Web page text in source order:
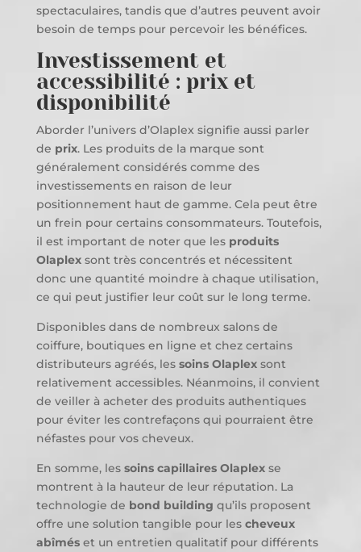
spectaculaires, tandis que d’autres peuvent avoir
besoin de temps pour percevoir les bénéfices.
Investissement et
accessibilité : prix et
disponibilité
Aborder l’univers d’Olaplex signifie aussi parler
de prix. Les produits de la marque sont
généralement considérés comme des
investissements en raison de leur
positionnement haut de gamme. Cela peut être
un frein pour certains consommateurs. Toutefois,
il est important de noter que les produits
Olaplexsont très concentrés et nécessitent
donc une quantité moindre à chaque utilisation,
ce qui peut justifier leur coût sur le long terme.
Disponibles dans de nombreux salons de
coiffure, boutiques en ligne et chez certains
distributeurs agréés, les soins Olaplexsont
relativement accessibles. Néanmoins, il convient
de veiller à acheter des produits authentiques
pour éviter les contrefaçons qui pourraient être
néfastes pour vos cheveux.
En somme, les soins capillaires Olaplexse
montrent à la hauteur de leur réputation. La
technologie de bond building qu’ils proposent
offre une solution tangible pour les cheveux
abîméset un entretien qualitatif pour différents